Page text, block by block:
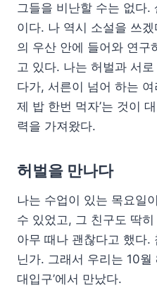
그들을 비난할 수는 없다.
이다. 나 역시 소설을 쓰
의 우산 안에 들어와 연구
고 있다. 나는 허벌과 서
다가, 서른이 넘어 하는
제 밥 한번 먹자’는 것이
력을 가져왔다.
허벌을 만나다
나는 수업이 있는 목요일
수 있었고, 그 친구도 딱
아무 때나 괜찮다고 했다.
닌가. 그래서 우리는 10월
대입구’에서 만났다.